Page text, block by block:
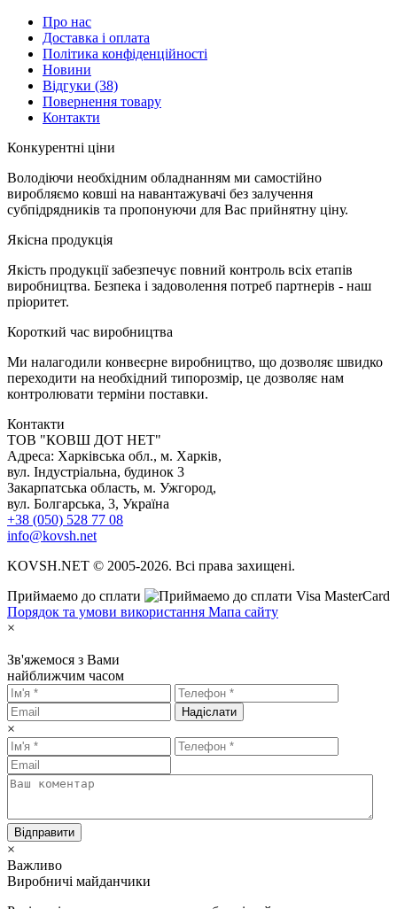
Про нас
Доставка і оплата
Політика конфіденційності
Новини
Відгуки (38)
Повернення товару
Контакти
Конкурентні ціни
Володіючи необхідним обладнанням ми самостійно
виробляємо ковші на навантажувачі без залучення
субпідрядників та пропонуючи для Вас прийнятну ціну.
Якісна продукція
Якість продукції забезпечує повний контроль всіх етапів
виробництва. Безпека і задоволення потреб партнерів - наш
пріоритет.
Короткий час виробництва
Ми налагодили конвеєрне виробництво, що дозволяє швидко
переходити на необхідний типорозмір, це дозволяє нам
контролювати терміни поставки.
Контакти
TOB "КОВШ ДОТ НЕТ"
Адреса: Харківська обл., м. Харків,
вул. Індустріальна, будинок 3
Закарпатська область, м. Ужгород,
вул. Болгарська, 3, Україна
+38 (050) 528 77 08
info@kovsh.net
KOVSH.NET © 2005-2026. Всі права захищені.
Приймаемо до сплати
Порядок та умови використання Мапа сайту
×
Зв'яжемося з Вами
найближчим часом
Надіслати
×
Відправити
×
Важливо
Виробничі майданчики